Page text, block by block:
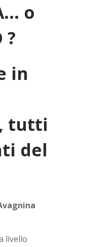
o
?
in
tutti
del
livello